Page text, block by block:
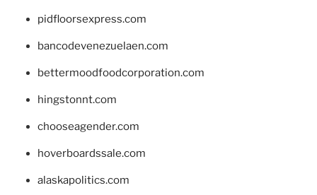
pidfloorsexpress.com
bancodevenezuelaen.com
bettermoodfoodcorporation.com
hingstonnt.com
chooseagender.com
hoverboardssale.com
alaskapolitics.com